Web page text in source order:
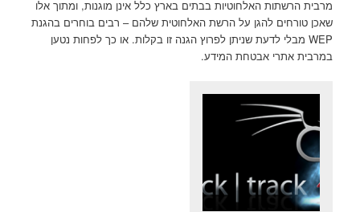
מרבית הרשתות האלחוטיות בבתים בארץ כלל אינן מוגנות, ומתוך אלו
שאכן טורחים להגן על הרשת האלחוטית שלהם – רבים בוחרים בהגנת
WEP מבלי לדעת שניתן לפרוץ הגנה זו בקלות. או כך לפחות נטען
במרבית אתרי אבטחת המידע.